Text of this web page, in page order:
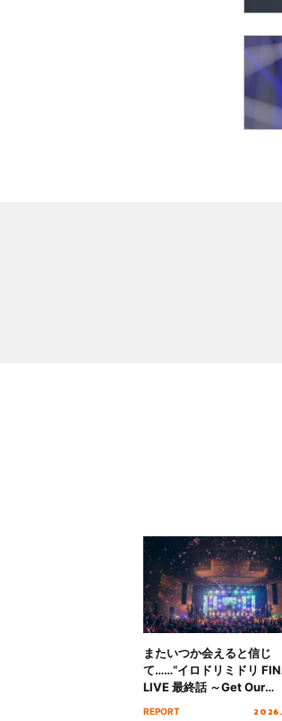
またいつか会えると信じ
て……“イロドリミドリ
LIVE 最終話 ～Get Our
MIRAI!!!!!!!!!!!!!!～”10年の
REPORT